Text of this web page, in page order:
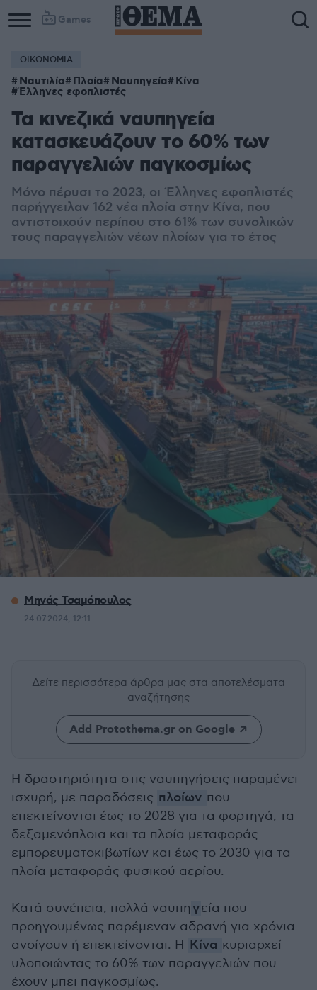
Games
ΟΙΚΟΝΟΜΙΑ
Ναυτιλία Πλοία Ναυπηγεία Κίνα
Έλληνες εφοπλιστές
Τα κινεζικά ναυπηγεία
κατασκευάζουν το 60% των
παραγγελιών παγκοσμίως
Μόνο πέρυσι το 2023, οι Έλληνες εφοπλιστές
παρήγγειλαν 162 νέα πλοία στην Κίνα, που
αντιστοιχούν περίπου στο 61% των συνολικών
τους παραγγελιών νέων πλοίων για το έτος
Μηνάς Τσαμόπουλος
24.07.2024, 12:11
Δείτε περισσότερα άρθρα μας στα αποτελέσματα
αναζήτησης
Add Protothema.gr on Google
Η δραστηριότητα στις ναυπηγήσεις παραμένει
ισχυρή, με παραδόσεις πλοίων που
επεκτείνονται έως το 2028 για τα φορτηγά, τα
δεξαμενόπλοια και τα πλοία μεταφοράς
εμπορευματοκιβωτίων και έως το 2030 για τα
πλοία μεταφοράς φυσικού αερίου.
Κατά συνέπεια, πολλά ναυπηγεία που
προηγουμένως παρέμεναν αδρανή για χρόνια
ανοίγουν ή επεκτείνονται. Η Κίνα κυριαρχεί
υλοποιώντας το 60% των παραγγελιών που
έχουν μπει παγκοσμίως.